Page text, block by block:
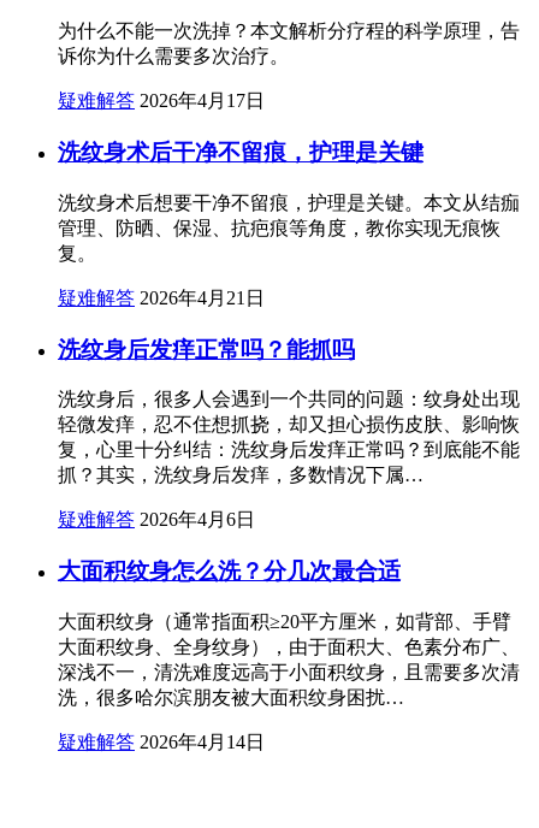
为什么不能一次洗掉？本文解析分疗程的科学原理，告
诉你为什么需要多次治疗。
疑难解答 2026年4月17日
洗纹身术后干净不留痕，护理是关键
洗纹身术后想要干净不留痕，护理是关键。本文从结痂
管理、防晒、保湿、抗疤痕等角度，教你实现无痕恢
复。
疑难解答 2026年4月21日
洗纹身后发痒正常吗？能抓吗
洗纹身后，很多人会遇到一个共同的问题：纹身处出现
轻微发痒，忍不住想抓挠，却又担心损伤皮肤、影响恢
复，心里十分纠结：洗纹身后发痒正常吗？到底能不能
抓？其实，洗纹身后发痒，多数情况下属…
疑难解答 2026年4月6日
大面积纹身怎么洗？分几次最合适
大面积纹身（通常指面积≥20平方厘米，如背部、手臂
大面积纹身、全身纹身），由于面积大、色素分布广、
深浅不一，清洗难度远高于小面积纹身，且需要多次清
洗，很多哈尔滨朋友被大面积纹身困扰…
疑难解答 2026年4月14日